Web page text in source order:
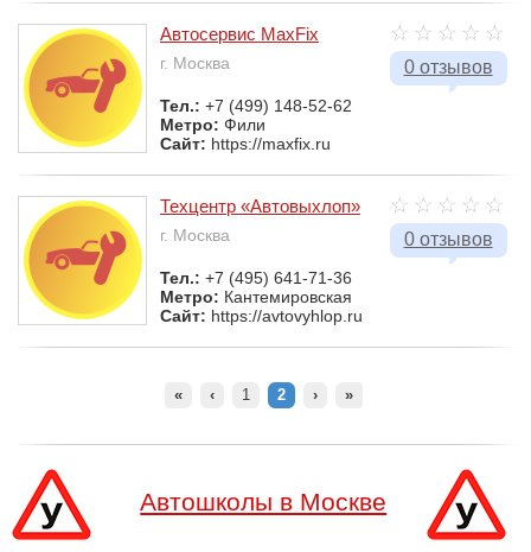
0 отзывов
Автосервис MaxFix
г. Москва
Тел.: +7 (499) 148-52-62
Метро: Фили
Сайт: https://maxfix.ru
0 отзывов
Техцентр «Автовыхлоп»
г. Москва
Тел.: +7 (495) 641-71-36
Метро: Кантемировская
Сайт: https://avtovyhlop.ru
« ‹ 1 2 › »
Автошколы в Москве